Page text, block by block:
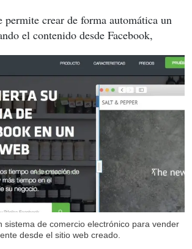
permite crear de forma automática un
el contenido desde Facebook,
sistema de comercio electrónico para vender
desde el sitio web creado.
X